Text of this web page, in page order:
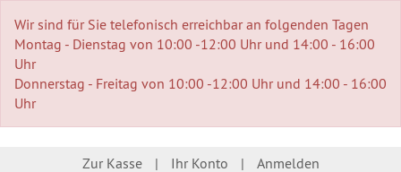
Wir sind für Sie telefonisch erreichbar an folgenden Tagen
Montag - Dienstag von 10:00 -12:00 Uhr und 14:00 - 16:00
Uhr
Donnerstag - Freitag von 10:00 -12:00 Uhr und 14:00 - 16:00
Uhr
Zur Kasse Ihr Konto Anmelden